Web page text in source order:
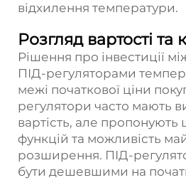
відхилення температури.
Розгляд вартості та
Рішення про інвестиції
ПІД-регуляторами
межі початкової ціни
регулятори часто мають
вартість, але
функцій та можливість
розширення. ПІД-
бути дешевшими на